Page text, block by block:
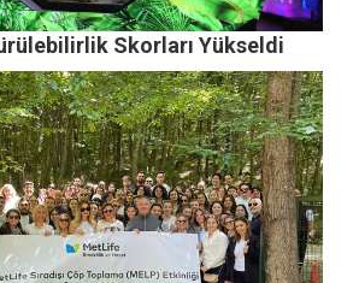
Skorları Yükseldi